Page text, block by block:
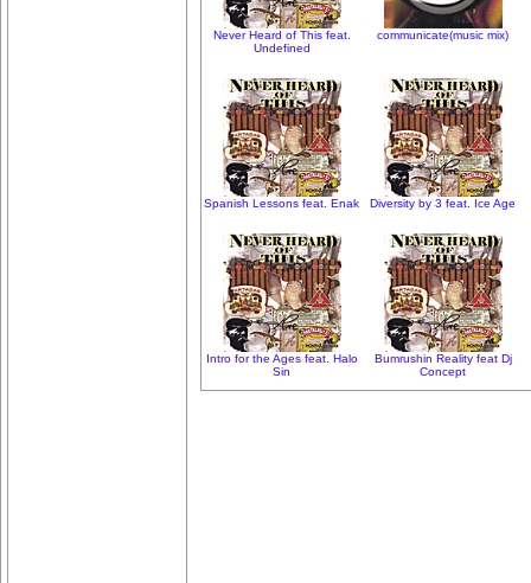
Never Heard of This feat.
Undefined
communicate(music mix)
Spanish Lessons feat. Enak Diversity by 3 feat. Ice Age
Intro for the Ages feat. Halo
Sin
Bumrushin Reality feat Dj
Concept